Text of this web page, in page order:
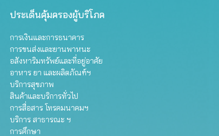
ประเด็นคุ้มครองผู้บริโภค
การเงินและการธนาคาร
การขนส่งและยานพาหนะ
อสังหาริมทรัพย์และที่อยู่อาศัย
อาหาร ยา และผลิตภัณฑ์ฯ
บริการสุขภาพ
สินค้าและบริการทั่วไป
การสื่อสาร โทรคมนาคมฯ
บริการ สาธารณะ ฯ
การศึกษา